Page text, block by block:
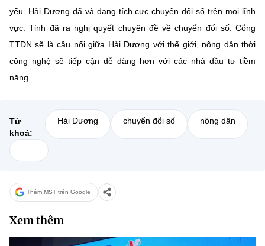
yếu. Hải Dương đã và đang tích cực chuyển đổi số trên mọi lĩnh
vực. Tỉnh đã ra nghị quyết chuyên đề về chuyển đổi số. Cổng
TTĐN sẽ là cầu nối giữa Hải Dương với thế giới, nông dân thời
công nghệ sẽ tiếp cận dễ dàng hơn với các nhà đầu tư tiềm
năng.
Từ
khoá:
Hải Dương chuyển đổi số nông dân
Thêm MST trên Google
Xem thêm